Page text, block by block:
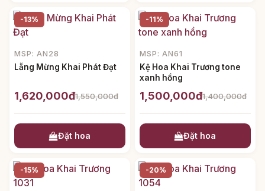
-13%
MSP: AN28
Lẵng Mừng Khai Phát Đạt
1,620,000đ1,550,000đ
Đặt hoa
-11%
MSP: AN61
Kệ Hoa Khai Trương tone
xanh hồng
1,500,000đ1,400,000đ
Đặt hoa
-15% -20%